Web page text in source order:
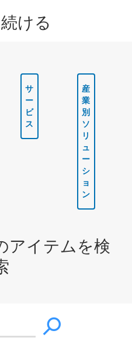
ける
サ
ー
ビ
ス
産
業
別
ソ
リ
ュ
ー
シ
ョ
ン
アイテムを検